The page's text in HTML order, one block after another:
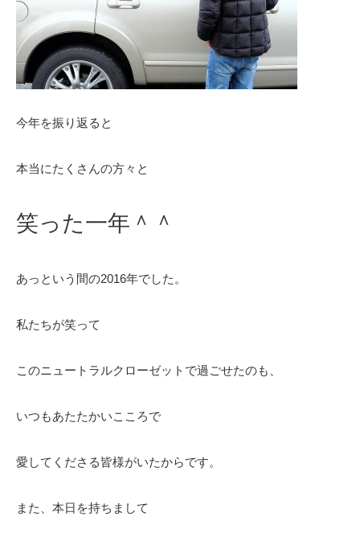
今年を振り返ると
本当にたくさんの方々と
笑った一年＾＾
あっという間の2016年でした。
私たちが笑って
このニュートラルクローゼットで過ごせたのも、
いつもあたたかいこころで
愛してくださる皆様がいたからです。
また、本日を持ちまして